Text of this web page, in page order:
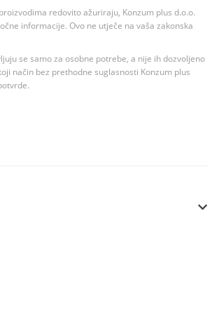
redovito ažuriraju, Konzum plus d.o.o.
informacije. Ovo ne utječe na vaša zakonska
se samo za osobne potrebe, a nije ih dozvoljeno
način bez prethodne suglasnosti Konzum plus